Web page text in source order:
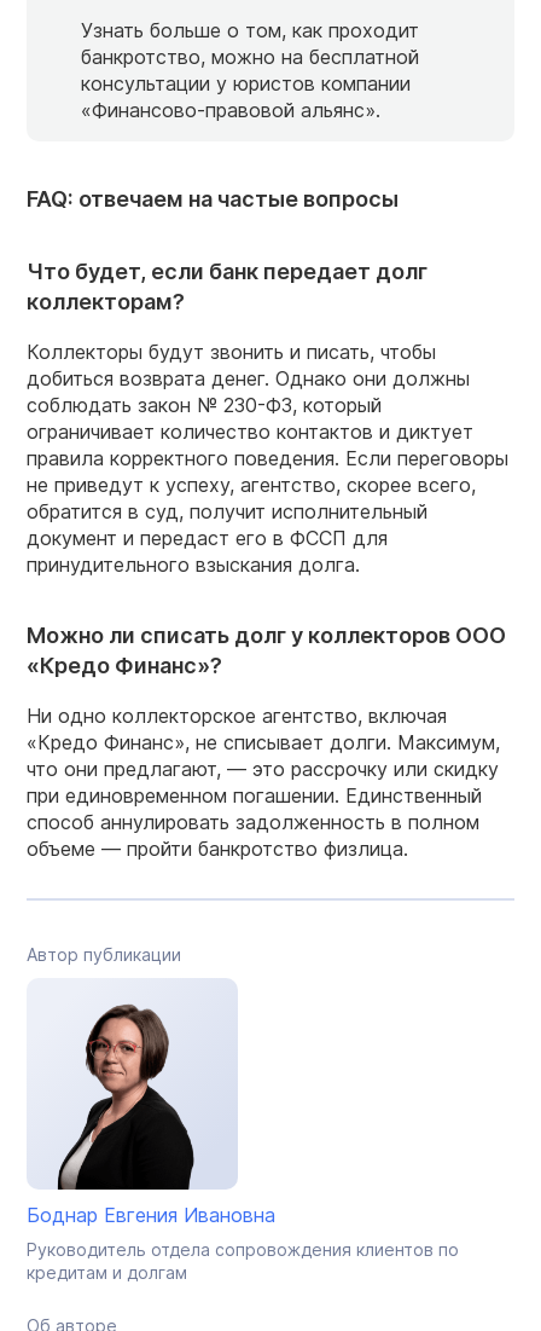
Узнать больше о том, как проходит
банкротство, можно на бесплатной
консультации у юристов компании
«Финансово-правовой альянс».
FAQ: отвечаем на частые вопросы
Что будет, если банк передает долг
коллекторам?
Коллекторы будут звонить и писать, чтобы
добиться возврата денег. Однако они должны
соблюдать закон № 230-ФЗ, который
ограничивает количество контактов и диктует
правила корректного поведения. Если переговоры
не приведут к успеху, агентство, скорее всего,
обратится в суд, получит исполнительный
документ и передаст его в ФССП для
принудительного взыскания долга.
Можно ли списать долг у коллекторов ООО
«Кредо Финанс»?
Ни одно коллекторское агентство, включая
«Кредо Финанс», не списывает долги. Максимум,
что они предлагают, — это рассрочку или скидку
при единовременном погашении. Единственный
способ аннулировать задолженность в полном
объеме — пройти банкротство физлица.
Автор публикации
Боднар Евгения Ивановна
Руководитель отдела сопровождения клиентов по
кредитам и долгам
Об авторе